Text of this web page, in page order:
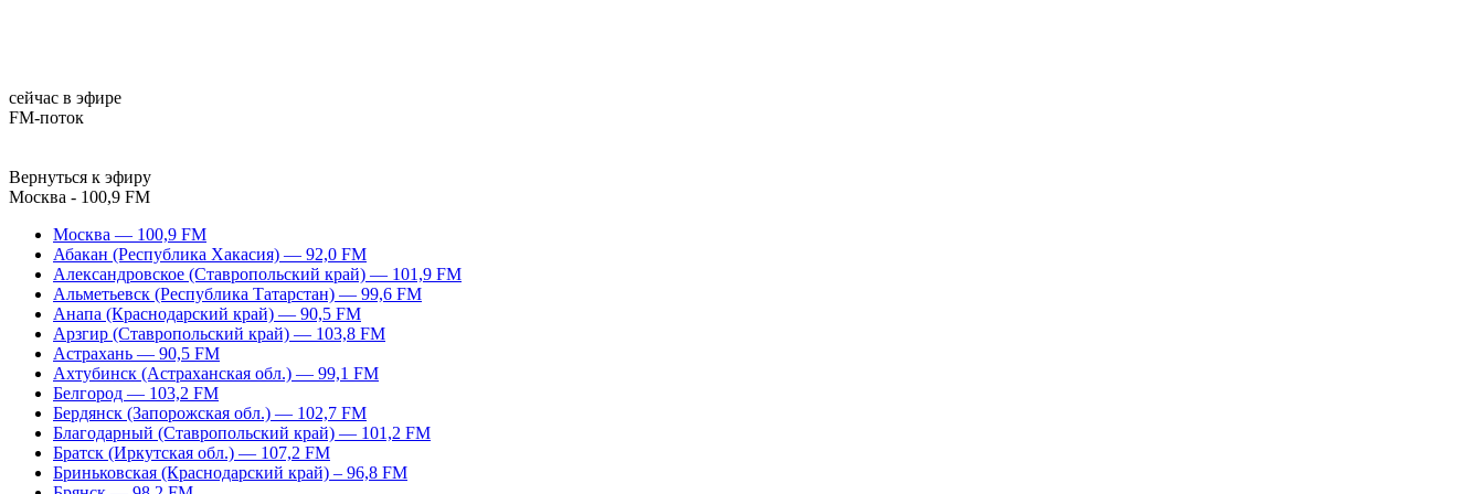
сейчас в эфире
FM-поток
Вернуться к эфиру
Москва - 100,9 FM
Москва — 100,9 FM
Абакан (Республика Хакасия) — 92,0 FM
Александровское (Ставропольский край) — 101,9 FM
Альметьевск (Республика Татарстан) — 99,6 FM
Анапа (Краснодарский край) — 90,5 FM
Арзгир (Ставропольский край) — 103,8 FM
Астрахань — 90,5 FM
Ахтубинск (Астраханская обл.) — 99,1 FM
Белгород — 103,2 FM
Бердянск (Запорожская обл.) — 102,7 FM
Благодарный (Ставропольский край) — 101,2 FM
Братск (Иркутская обл.) — 107,2 FM
Бриньковская (Краснодарский край) – 96,8 FM